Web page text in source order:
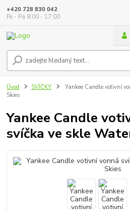
+420 728 830 042
Po - Pá 8:00 - 17:00
Úvod SVÍČKY
Yankee Candle votivní
Skies
Yankee Candle
svíčka ve skle